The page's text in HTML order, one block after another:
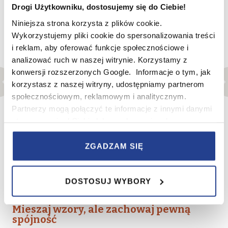
Drogi Użytkowniku, dostosujemy się do Ciebie!
Niniejsza strona korzysta z plików cookie.
Wykorzystujemy pliki cookie do spersonalizowania treści
i reklam, aby oferować funkcje społecznościowe i
analizować ruch w naszej witrynie. Korzystamy z
konwersji rozszerzonych Google. Informacje o tym, jak
korzystasz z naszej witryny, udostępniamy partnerom
społecznościowym, reklamowym i analitycznym.
Partnerzy mogą połączyć te informacje z innymi danymi
korzystania z ich usług.
zapewnienia prawidłowego działania Serwisu,
zapamiętania wybranych przez użytkownika ustawień i
wszelkich wyborów dokonywanych w Serwisie, poprawy
wydajności Serwisu, zbierania informacji o tym, w jaki
sposób użytkownicy korzystają z Serwisu, ulepszania
ZGADZAM SIĘ
DOSTOSUJ WYBORY
Źródło: Pinterest
Mieszaj wzory, ale zachowaj pewną
spójność